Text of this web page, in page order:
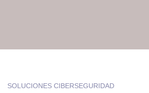
SOLUCIONES CIBERSEGURIDAD